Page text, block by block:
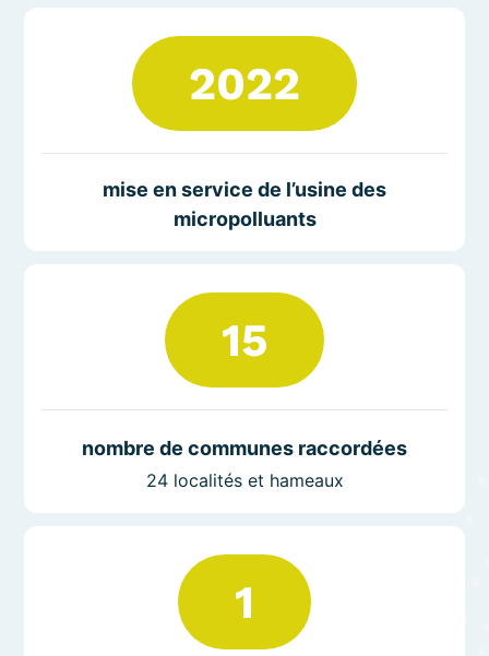
2022
mise en service de l’usine des
micropolluants
15
nombre de communes raccordées
24 localités et hameaux
1